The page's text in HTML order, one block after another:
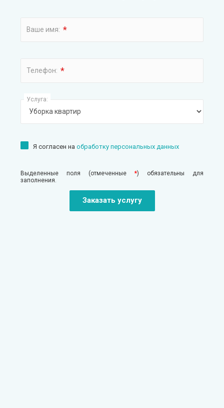
Ваше имя: *
Телефон: *
Услуга:
Я согласен на обработку персональных данных
Выделенные поля (отмеченные *) обязательны для
заполнения.